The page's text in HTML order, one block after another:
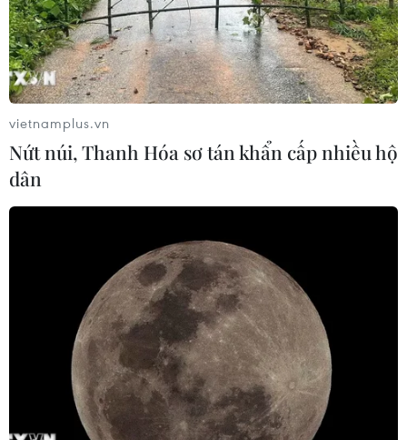
Nga thoái vốn nhà nước khỏi Sân bay
Quốc tế Sheremetyevo
07/08/2026 00:22
Tây Ban Nha: 100 người thiệt mạng
trong vụ vượt biển ồ ạt vào Ceuta
06/08/2026 16:03
Đức tuyên án chung thân đối tượng
vietnamplus.vn
Nứt núi, Thanh Hóa sơ tán khẩn cấp nhiều hộ
dân